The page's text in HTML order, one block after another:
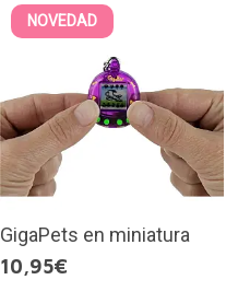
NOVEDAD
GigaPets en miniatura
10,95€